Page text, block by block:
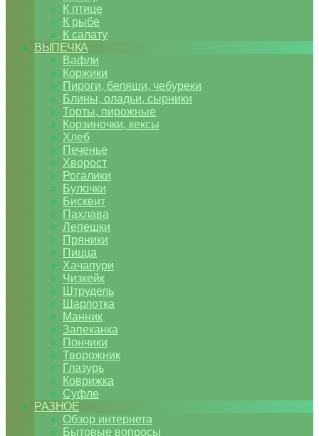
К птице
К рыбе
К салату
ВЫПЕЧКА
Вафли
Коржики
Пироги, беляши, чебуреки
Блины, оладьи, сырники
Торты, пирожные
Корзиночки, кексы
Хлеб
Печенье
Хворост
Рогалики
Булочки
Бисквит
Пахлава
Лепешки
Пряники
Пицца
Хачапури
Чизкейк
Штрудель
Шарлотка
Манник
Запеканка
Пончики
Творожник
Глазурь
Коврижка
Суфле
РАЗНОЕ
Обзор интернета
Бытовые вопросы